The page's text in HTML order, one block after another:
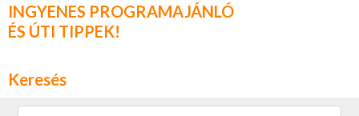
INGYENES PROGRAMAJÁNLÓ
ÉS ÚTI TIPPEK!
Keresés